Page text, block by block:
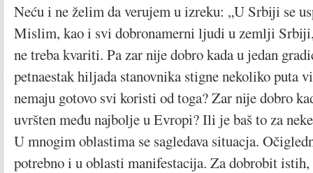
Neću i ne želim da verujem u izreku: „U Srbiji se
Mislim, kao i svi dobronamerni ljudi u zemlji
ne treba kvariti. Pa zar nije dobro kada u jedan
petnaestak hiljada stanovnika stigne nekoliko puta
nemaju gotovo svi koristi od toga? Zar nije dobro
uvršten među najbolje u Evropi? Ili je baš to za
U mnogim oblastima se sagledava situacja.
potrebno i u oblasti manifestacija. Za dobrobit